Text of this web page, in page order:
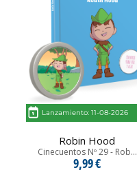
Lanzamiento: 11-08-2026
Robin Hood
Cinecuentos Nº 29 - Rob...
9,99 €